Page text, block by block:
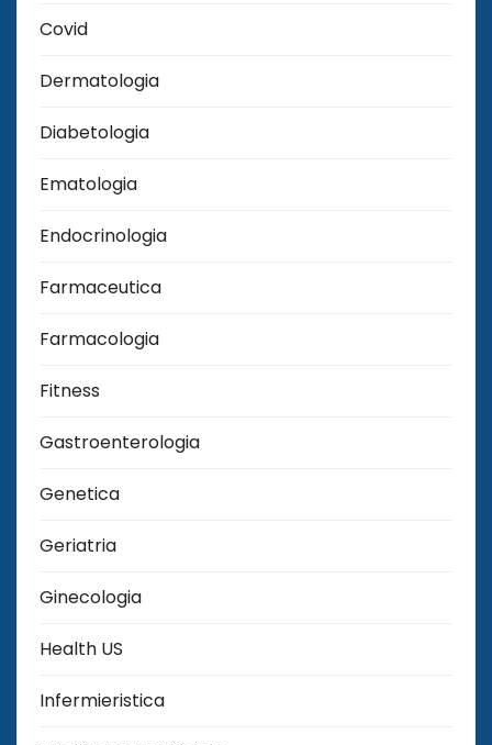
Covid
Dermatologia
Diabetologia
Ematologia
Endocrinologia
Farmaceutica
Farmacologia
Fitness
Gastroenterologia
Genetica
Geriatria
Ginecologia
Health US
Infermieristica